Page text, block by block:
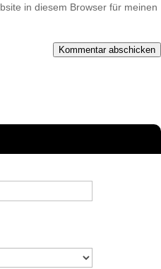
in diesem Browser für meinen
Kommentar abschicken